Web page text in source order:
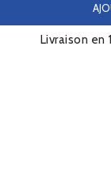
Livraison